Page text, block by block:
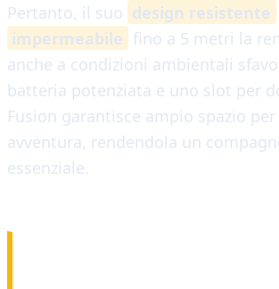
Pertanto, il suo design resistente
impermeabile fino a 5 metri la
anche a condizioni ambientali
batteria potenziata e uno slot per
Fusion garantisce ampio spazio
avventura, rendendola un
essenziale.